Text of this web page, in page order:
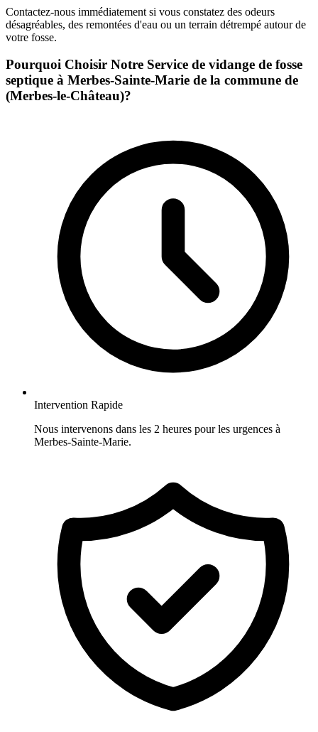
Contactez-nous immédiatement si vous constatez des odeurs
désagréables, des remontées d'eau ou un terrain détrempé autour de
votre fosse.
Pourquoi Choisir Notre Service de vidange de fosse
septique à Merbes-Sainte-Marie de la commune de
(Merbes-le-Château)?
Intervention Rapide
Nous intervenons dans les 2 heures pour les urgences à
Merbes-Sainte-Marie.